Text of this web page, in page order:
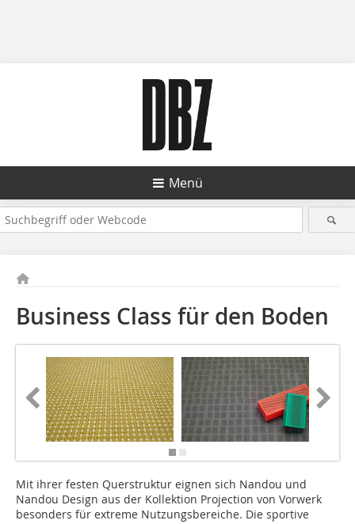
Menü
Business Class für den Boden
Mit ihrer festen Querstruktur eignen sich Nandou und
Nandou Design aus der Kollektion Projection von Vorwerk
besonders für extreme Nutzungsbereiche. Die sportive